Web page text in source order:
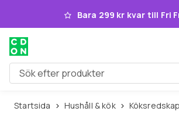
Hoppa till huvudinnehållet
Bara 299 kr kvar till Fri
Sök efter produkter
Startsida Hushåll & kök Köksredskap